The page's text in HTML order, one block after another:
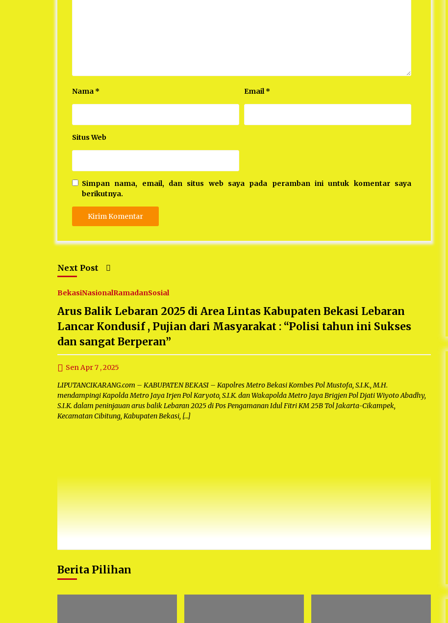
Nama * Email*
Situs Web
Simpan nama, email, dan situs web saya pada peramban ini untuk komentar saya
berikutnya.
Next Post
BekasiNasionalRamadanSosial
Arus Balik Lebaran 2025 di Area Lintas Kabupaten Bekasi Lebaran
Lancar Kondusif , Pujian dari Masyarakat : “Polisi tahun ini Sukses
dan sangat Berperan”
Sen Apr 7 , 2025
LIPUTANCIKARANG.com – KABUPATEN BEKASI – Kapolres Metro Bekasi Kombes Pol Mustofa, S.I.K., M.H.
mendampingi Kapolda Metro Jaya Irjen Pol Karyoto, S.I.K. dan Wakapolda Metro Jaya Brigjen Pol Djati Wiyoto Abadhy,
S.I.K. dalam peninjauan arus balik Lebaran 2025 di Pos Pengamanan Idul Fitri KM 25B Tol Jakarta-Cikampek,
Kecamatan Cibitung, Kabupaten Bekasi, […]
Berita Pilihan